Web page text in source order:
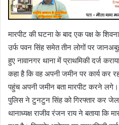
मारपीट की घटना के बाद एक पक्ष के
उर्फ पवन सिंह समेत तीन लोगों पर
हुए नावानगर थाना में प्राथमिकी दर्ज
कहा है कि वह अपनी जमीन पर कार्य कर
पहुंच अपनी जमीन बता मारपीट करने लगे।
पुलिस ने टुनटुन सिंह को गिरफ्तार कर
थानाध्यक्ष राजीव रंजन राय ने बताया कि